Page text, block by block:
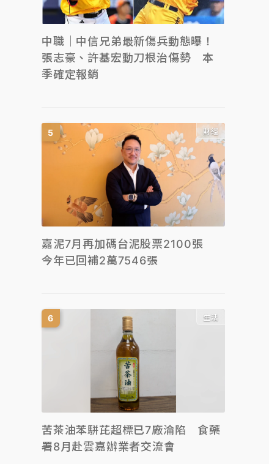
中職｜中信兄弟最新傷兵動態曝！
張志豪、許基宏動刀根治傷勢 本
季確定報銷
財經
嘉泥7月再加碼台泥股票2100張
今年已回補2萬7546張
生活
苦茶油苯駢芘超標已7廠淪陷 食藥
署8月赴雲嘉辦業者交流會